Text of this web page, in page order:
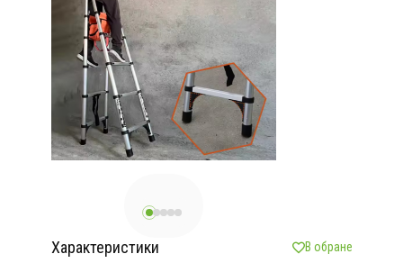
Характеристики В обране